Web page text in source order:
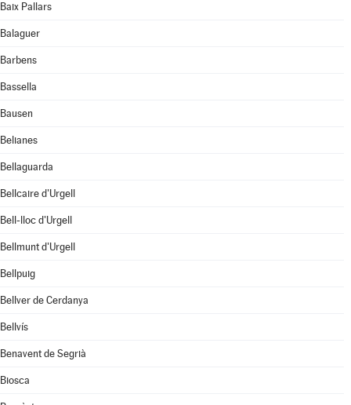
Baix Pallars
Balaguer
Barbens
Bassella
Bausen
Belianes
Bellaguarda
Bellcaire d'Urgell
Bell-lloc d'Urgell
Bellmunt d'Urgell
Bellpuig
Bellver de Cerdanya
Bellvís
Benavent de Segrià
Biosca